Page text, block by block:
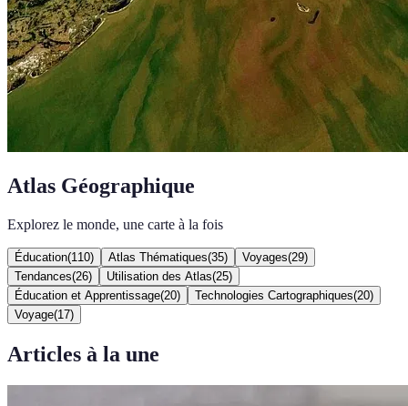
Atlas Géographique
Explorez le monde, une carte à la fois
Éducation(110) Atlas Thématiques(35) Voyages(29)
Tendances(26) Utilisation des Atlas(25)
Éducation et Apprentissage(20) Technologies Cartographiques(20)
Voyage(17)
Articles à la une